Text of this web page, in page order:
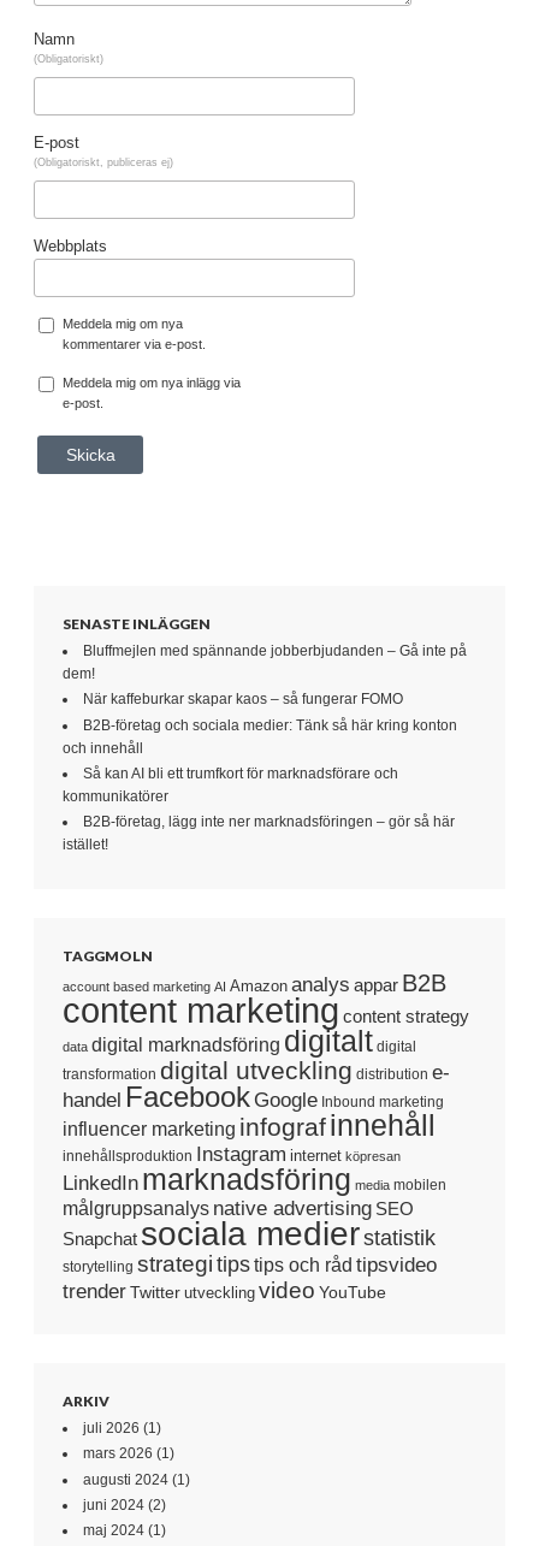
Namn
(Obligatoriskt)
E-post
(Obligatoriskt, publiceras ej)
Webbplats
Meddela mig om nya
kommentarer via e-post.
Meddela mig om nya inlägg via
e-post.
SENASTE INLÄGGEN
Bluffmejlen med spännande jobberbjudanden – Gå inte på
dem!
När kaffeburkar skapar kaos – så fungerar FOMO
B2B-företag och sociala medier: Tänk så här kring konton
och innehåll
Så kan AI bli ett trumfkort för marknadsförare och
kommunikatörer
B2B-företag, lägg inte ner marknadsföringen – gör så här
istället!
TAGGMOLN
account based marketing AI Amazon analys appar B2B
content marketing content strategy
data digital marknadsföring digitalt digital
transformation digital utveckling distribution e-
handel Facebook Google Inbound marketing
influencer marketing infografinnehåll
innehållsproduktion Instagram internet köpresan
LinkedIn marknadsföring media mobilen
målgruppsanalys native advertising SEO
Snapchat sociala medierstatistik
storytelling strategi tipstips och råd tipsvideo
trenderTwitter utveckling video YouTube
ARKIV
juli 2026 (1)
mars 2026 (1)
augusti 2024 (1)
juni 2024 (2)
maj 2024 (1)